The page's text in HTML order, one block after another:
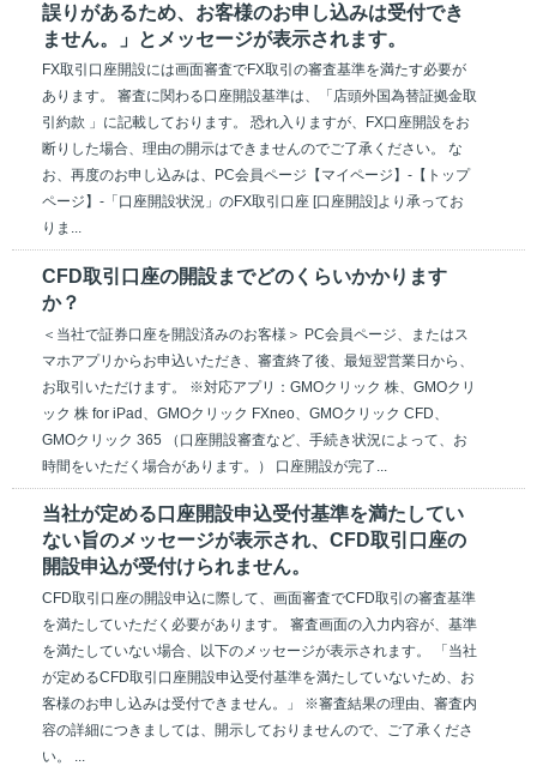
誤りがあるため、お客様のお申し込みは受付でき
ません。」とメッセージが表示されます。
FX取引口座開設には画面審査でFX取引の審査基準を満たす必要が
あります。 審査に関わる口座開設基準は、「店頭外国為替証拠金取
引約款 」に記載しております。 恐れ入りますが、FX口座開設をお
断りした場合、理由の開示はできませんのでご了承ください。 な
お、再度のお申し込みは、PC会員ページ【マイページ】-【トップ
ページ】-「口座開設状況」のFX取引口座 [口座開設]より承ってお
りま...
CFD取引口座の開設までどのくらいかかります
か？
＜当社で証券口座を開設済みのお客様＞ PC会員ページ、またはス
マホアプリからお申込いただき、審査終了後、最短翌営業日から、
お取引いただけます。 ※対応アプリ：GMOクリック 株、GMOクリ
ック 株 for iPad、GMOクリック FXneo、GMOクリック CFD、
GMOクリック 365 （口座開設審査など、手続き状況によって、お
時間をいただく場合があります。） 口座開設が完了...
当社が定める口座開設申込受付基準を満たしてい
ない旨のメッセージが表示され、CFD取引口座の
開設申込が受付けられません。
CFD取引口座の開設申込に際して、画面審査でCFD取引の審査基準
を満たしていただく必要があります。 審査画面の入力内容が、基準
を満たしていない場合、以下のメッセージが表示されます。 「当社
が定めるCFD取引口座開設申込受付基準を満たしていないため、お
客様のお申し込みは受付できません。」 ※審査結果の理由、審査内
容の詳細につきましては、開示しておりませんので、ご了承くださ
い。 ...